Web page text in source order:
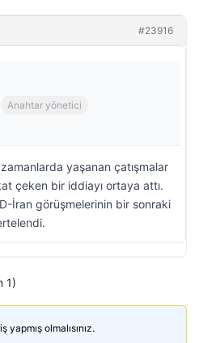
#23916
Anahtar yönetici
yaşanan çatışmalar
çeken bir iddiayı ortaya attı.
İran görüşmelerinin bir sonraki
1)
olmalısınız.